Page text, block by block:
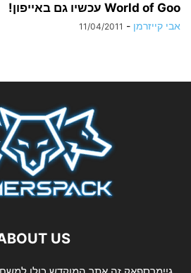
World of Goo עכשיו גם באייפון!
אבי קייזרמן -
11/04/2011
US